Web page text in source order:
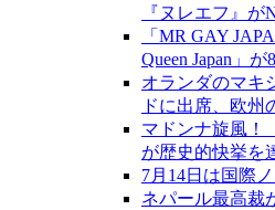
『ヌレエフ』が
「MR GAY
Queen Japan」が
オランダのマキ
ドに出席、欧州
マドンナ旋風！
が歴史的快挙を
7月14日は国際
ネパール最高裁